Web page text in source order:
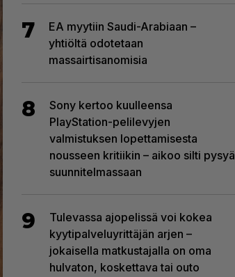
7
EA myytiin Saudi-Arabiaan –
yhtiöltä odotetaan
massairtisanomisia
8
Sony kertoo kuulleensa
PlayStation-pelilevyjen
valmistuksen lopettamisesta
nousseen kritiikin – aikoo silti pysyä
suunnitelmassaan
9
Tulevassa ajopelissä voi kokea
kyytipalveluyrittäjän arjen –
jokaisella matkustajalla on oma
hulvaton, koskettava tai outo